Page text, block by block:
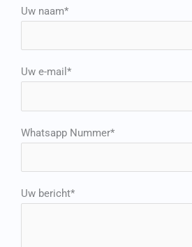
Uw naam*
Uw e-mail*
Whatsapp Nummer*
Uw bericht*